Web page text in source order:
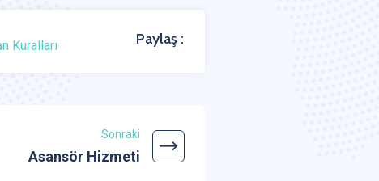
Kuralları Paylaş :
Sonraki
Asansör Hizmeti